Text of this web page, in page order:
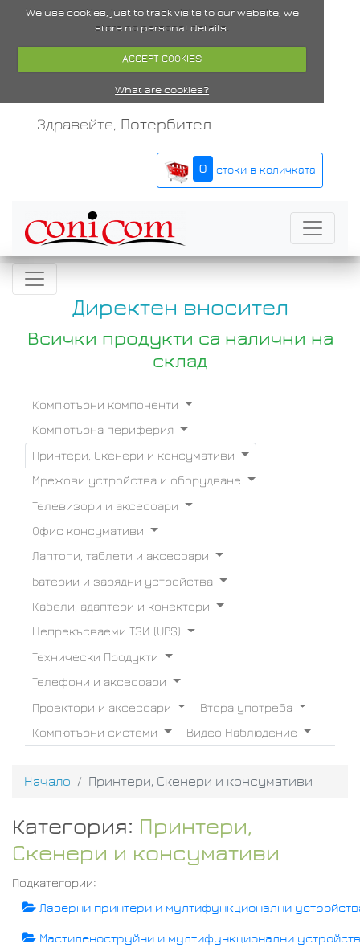
We use cookies, just to track visits to our website, we
store no personal details.
ACCEPT COOKIES
What are cookies?
Здравейте, Потербител
0 стоки в количката
Директен вносител
Всички продукти са налични на
склад
Компютърни компоненти
Компютърна периферия
Принтери, Скенери и консумативи
Мрежови устройства и оборудване
Телевизори и аксесоари
Офис консумативи
Лаптопи, таблети и аксесоари
Батерии и зарядни устройства
Кабели, адаптери и конектори
Непрекъсваеми ТЗИ (UPS)
Технически Продукти
Телефони и аксесоари
Проектори и аксесоари
Втора употреба
Компютърни системи
Видео Наблюдение
Начало Принтери, Скенери и консумативи
Категория: Принтери,
Скенери и консумативи
Подкатегории:
Лазерни принтери и мултифункционални
Мастиленоструйни и мултифункционални